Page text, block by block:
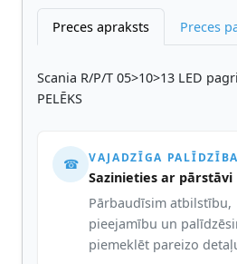
Preces apraksts Preces
Scania R/P/T 05>10>13 LED
PELĒKS
☎ VAJADZĪGA
Sazinieties ar pārstāvi
Pārbaudīsim atbilstību,
pieejamību un
piemeklēt pareizo